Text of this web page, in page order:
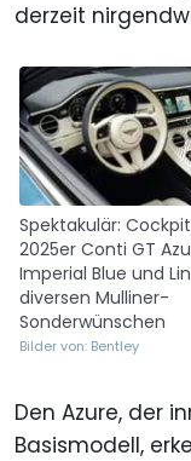
derzeit
Spektakulär:
2025er Conti GT
Imperial Blue und
diversen Mulliner-
Sonderwünschen
Bilder von: Bentley
Den Azure, der
Basismodell,